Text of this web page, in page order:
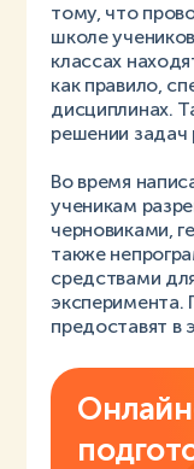
тому, что
школе
классах
как правило,
дисциплинах.
решении задач
Во время
ученикам
черновиками,
также
средствами
эксперимента.
предоставят в